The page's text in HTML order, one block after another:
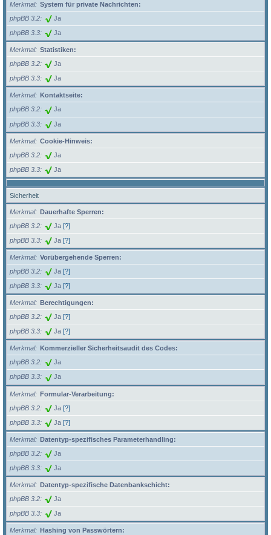
Merkmal
System für private Nachrichten:
phpBB 3.2
Ja
phpBB 3.3 Ja
Merkmal
Statistiken:
phpBB 3.2
Ja
phpBB 3.3 Ja
Merkmal
Kontaktseite:
phpBB 3.2
Ja
phpBB 3.3 Ja
Merkmal
Cookie-Hinweis:
phpBB 3.2
Ja
phpBB 3.3 Ja
Sicherheit
Merkmal
Dauerhafte Sperren:
phpBB 3.2
Ja [?]
phpBB 3.3 Ja [?]
Merkmal
Vorübergehende Sperren:
phpBB 3.2
Ja [?]
phpBB 3.3 Ja [?]
Merkmal
Berechtigungen:
phpBB 3.2
Ja [?]
phpBB 3.3 Ja [?]
Merkmal
Kommerzieller Sicherheitsaudit des Codes:
phpBB 3.2
Ja
phpBB 3.3 Ja
Merkmal
Formular-Verarbeitung:
phpBB 3.2
Ja [?]
phpBB 3.3 Ja [?]
Merkmal
Datentyp-spezifisches Parameterhandling:
phpBB 3.2
Ja
phpBB 3.3 Ja
Merkmal
Datentyp-spezifische Datenbankschicht:
phpBB 3.2
Ja
phpBB 3.3 Ja
Merkmal
Hashing von Passwörtern: